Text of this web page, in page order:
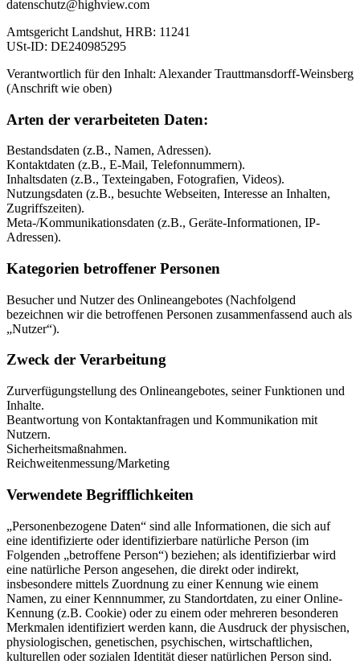
datenschutz@highview.com
Amtsgericht Landshut, HRB: 11241
USt-ID: DE240985295
Verantwortlich für den Inhalt: Alexander Trauttmansdorff-Weinsberg
(Anschrift wie oben)
Arten der verarbeiteten Daten:
Bestandsdaten (z.B., Namen, Adressen).
Kontaktdaten (z.B., E-Mail, Telefonnummern).
Inhaltsdaten (z.B., Texteingaben, Fotografien, Videos).
Nutzungsdaten (z.B., besuchte Webseiten, Interesse an Inhalten,
Zugriffszeiten).
Meta-/Kommunikationsdaten (z.B., Geräte-Informationen, IP-
Adressen).
Kategorien betroffener Personen
Besucher und Nutzer des Onlineangebotes (Nachfolgend
bezeichnen wir die betroffenen Personen zusammenfassend auch als
„Nutzer“).
Zweck der Verarbeitung
Zurverfügungstellung des Onlineangebotes, seiner Funktionen und
Inhalte.
Beantwortung von Kontaktanfragen und Kommunikation mit
Nutzern.
Sicherheitsmaßnahmen.
Reichweitenmessung/Marketing
Verwendete Begrifflichkeiten
„Personenbezogene Daten“ sind alle Informationen, die sich auf
eine identifizierte oder identifizierbare natürliche Person (im
Folgenden „betroffene Person“) beziehen; als identifizierbar wird
eine natürliche Person angesehen, die direkt oder indirekt,
insbesondere mittels Zuordnung zu einer Kennung wie einem
Namen, zu einer Kennnummer, zu Standortdaten, zu einer Online-
Kennung (z.B. Cookie) oder zu einem oder mehreren besonderen
Merkmalen identifiziert werden kann, die Ausdruck der physischen,
physiologischen, genetischen, psychischen, wirtschaftlichen,
kulturellen oder sozialen Identität dieser natürlichen Person sind.